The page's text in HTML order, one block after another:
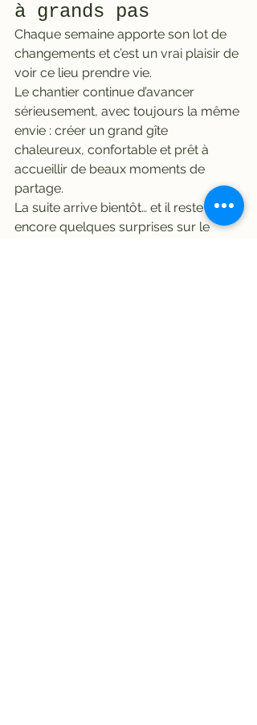
à grands pas
Chaque semaine apporte son lot de
changements et c’est un vrai plaisir de
voir ce lieu prendre vie.
Le chantier continue d’avancer
sérieusement, avec toujours la même
envie : créer un grand gîte
chaleureux, confortable et prêt à
accueillir de beaux moments de
partage.
La suite arrive bientôt… et il reste
encore quelques surprises sur le